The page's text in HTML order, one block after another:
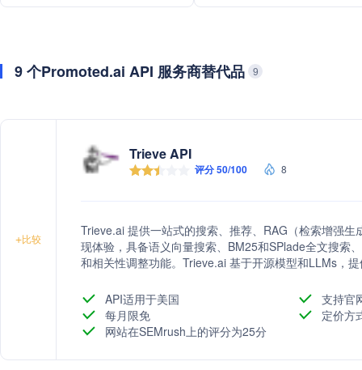
9 个Promoted.ai API 服务商替代品 9
+比较
Trieve API
评分 50/100 8
Trieve.ai 提供一站式的搜索、推荐、RAG（检索增强
现体验，具备语义向量搜索、BM25和SPlade全文搜索
和相关性调整功能。Trieve.ai 基于开源模型和LLMs，
API适用于美国
支持官
每月限免
定价方
网站在SEMrush上的评分为25分